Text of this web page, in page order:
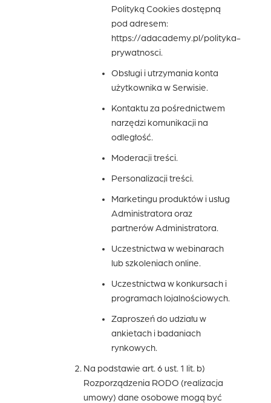
Polityką Cookies dostępną
pod adresem:
https://adacademy.pl/polityka-
prywatnosci.
Obsługi i utrzymania konta
użytkownika w Serwisie.
Kontaktu za pośrednictwem
narzędzi komunikacji na
odległość.
Moderacji treści.
Personalizacji treści.
Marketingu produktów i usług
Administratora oraz
partnerów Administratora.
Uczestnictwa w webinarach
lub szkoleniach online.
Uczestnictwa w konkursach i
programach lojalnościowych.
Zaproszeń do udziału w
ankietach i badaniach
rynkowych.
Na podstawie art. 6 ust. 1 lit. b)
Rozporządzenia RODO (realizacja
umowy) dane osobowe mogą być